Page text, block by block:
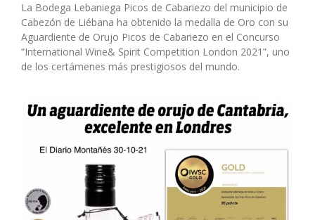
La Bodega Lebaniega Picos de Cabariezo del municipio de
Cabezón de Liébana ha obtenido la medalla de Oro con su
Aguardiente de Orujo Picos de Cabariezo en el Concurso
“International Wine& Spirit Competition London 2021”, uno
de los certámenes más prestigiosos del mundo.